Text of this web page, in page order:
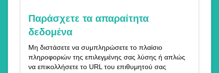
Παράσχετε τα απαραίτητα
δεδομένα
Μη διστάσετε να συμπληρώσετε το πλαίσιο
πληροφοριών της επιλεγμένης σας λύσης ή απλώς
να επικολλήσετε το URL του επιθυμητού σας